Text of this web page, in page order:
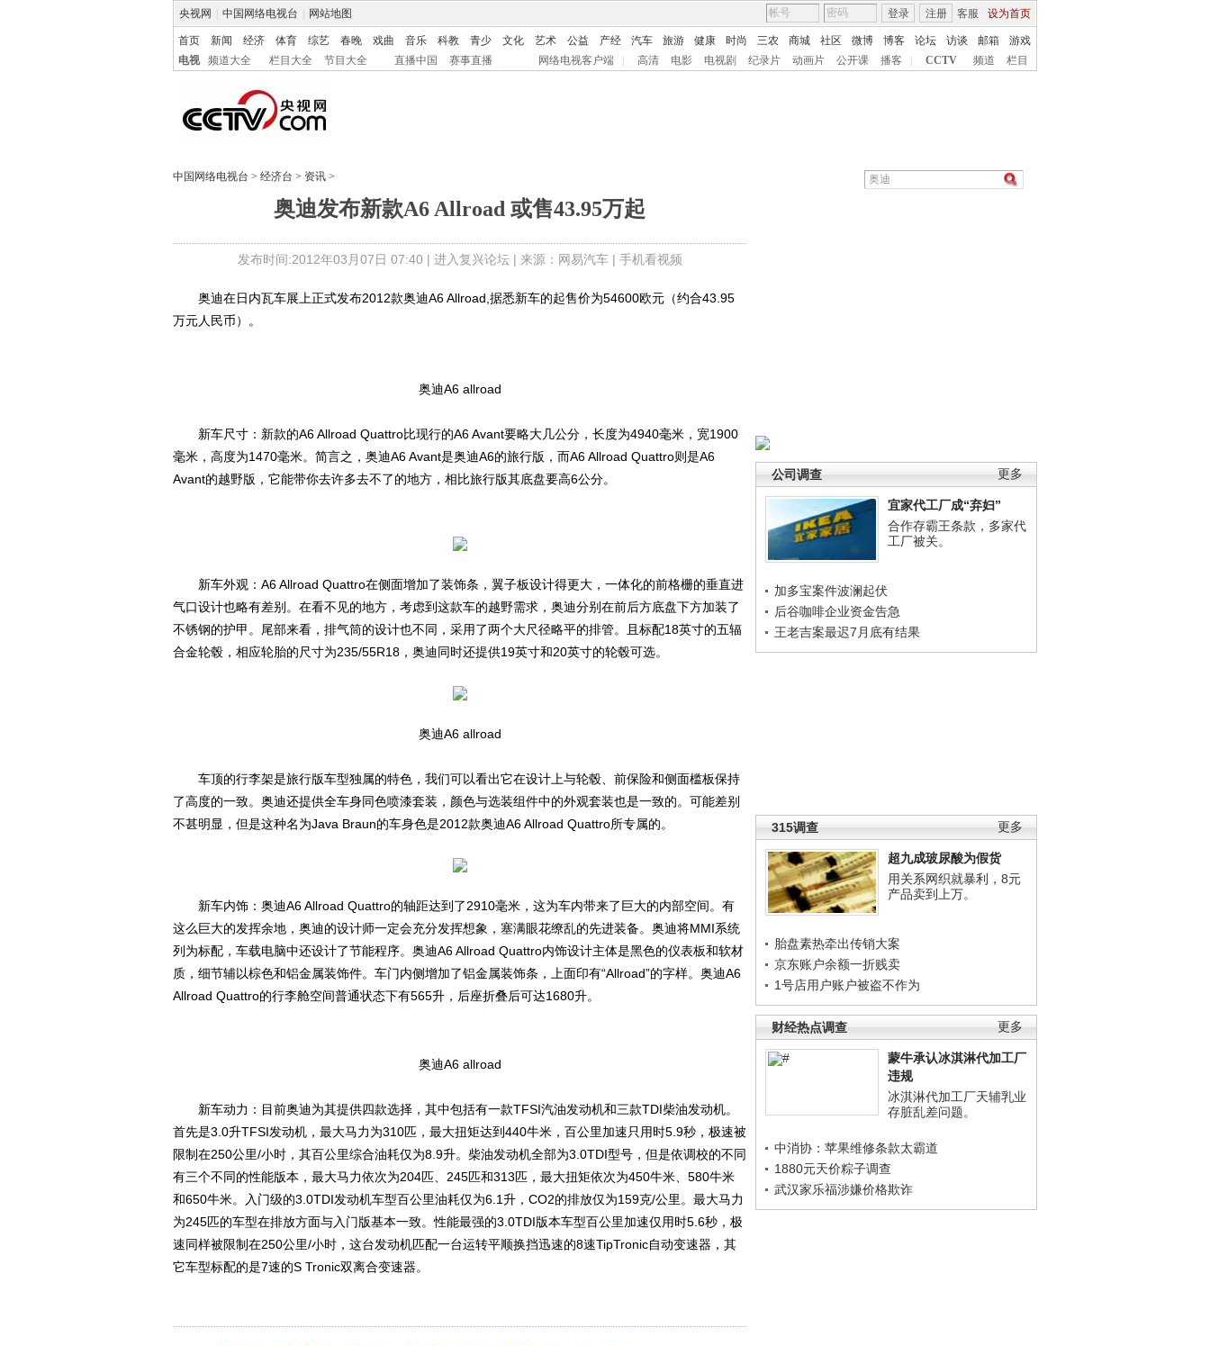
央视网 中国网络电视台 网站地图 客服 设为首页
登录 注册
首页 新闻 经济 体育 综艺 春晚 戏曲 音乐 科教 青少 文化 艺术 公益 产经 汽车 旅游 健康 时尚 三农 商城 社区 微博 博客 论坛 访谈 邮箱
游戏
电视
频道大全 栏目大全 节目大全 直播中国 赛事直播 网络电视客户端 高清 电影 电视剧 纪录片 动画片 公开课 播客 CCTV 频道 栏目
中国网络电视台 > 经济台 > 资讯 >
奥迪发布新款A6 Allroad 或售43.95万起
发布时间:2012年03月07日 07:40 | 进入复兴论坛| 来源：网易汽车 | 手机看视频
更多
公司调查
宜家代工厂成“弃妇”
合作存霸王条款，多家代
工厂被关。
加多宝案件波澜起伏
后谷咖啡企业资金告急
王老吉案最迟7月底有结果
更多
315调查
超九成玻尿酸为假货
用关系网织就暴利，8元
产品卖到上万。
胎盘素热牵出传销大案
京东账户余额一折贱卖
1号店用户账户被盗不作为
更多
财经热点调查
蒙牛承认冰淇淋代加工厂
违规
冰淇淋代加工厂天辅乳业
存脏乱差问题。
中消协：苹果维修条款太霸道
1880元天价粽子调查
武汉家乐福涉嫌价格欺诈
奥迪在日内瓦车展上正式发布2012款奥迪A6 Allroad,据悉新车的起售价为54600欧元（约合43.95
万元人民币）。
奥迪A6 allroad
新车尺寸：新款的A6 Allroad Quattro比现行的A6 Avant要略大几公分，长度为4940毫米，宽1900
毫米，高度为1470毫米。简言之，奥迪A6 Avant是奥迪A6的旅行版，而A6 Allroad Quattro则是A6
Avant的越野版，它能带你去许多去不了的地方，相比旅行版其底盘要高6公分。
新车外观：A6 Allroad Quattro在侧面增加了装饰条，翼子板设计得更大，一体化的前格栅的垂直进
气口设计也略有差别。在看不见的地方，考虑到这款车的越野需求，奥迪分别在前后方底盘下方加装了
不锈钢的护甲。尾部来看，排气筒的设计也不同，采用了两个大尺径略平的排管。且标配18英寸的五辐
合金轮毂，相应轮胎的尺寸为235/55R18，奥迪同时还提供19英寸和20英寸的轮毂可选。
奥迪A6 allroad
车顶的行李架是旅行版车型独属的特色，我们可以看出它在设计上与轮毂、前保险和侧面槛板保持
了高度的一致。奥迪还提供全车身同色喷漆套装，颜色与选装组件中的外观套装也是一致的。可能差别
不甚明显，但是这种名为Java Braun的车身色是2012款奥迪A6 Allroad Quattro所专属的。
新车内饰：奥迪A6 Allroad Quattro的轴距达到了2910毫米，这为车内带来了巨大的内部空间。有
这么巨大的发挥余地，奥迪的设计师一定会充分发挥想象，塞满眼花缭乱的先进装备。奥迪将MMI系统
列为标配，车载电脑中还设计了节能程序。奥迪A6 Allroad Quattro内饰设计主体是黑色的仪表板和软材
质，细节辅以棕色和铝金属装饰件。车门内侧增加了铝金属装饰条，上面印有“Allroad”的字样。奥迪A6
Allroad Quattro的行李舱空间普通状态下有565升，后座折叠后可达1680升。
奥迪A6 allroad
新车动力：目前奥迪为其提供四款选择，其中包括有一款TFSI汽油发动机和三款TDI柴油发动机。
首先是3.0升TFSI发动机，最大马力为310匹，最大扭矩达到440牛米，百公里加速只用时5.9秒，极速被
限制在250公里/小时，其百公里综合油耗仅为8.9升。柴油发动机全部为3.0TDI型号，但是依调校的不同
有三个不同的性能版本，最大马力依次为204匹、245匹和313匹，最大扭矩依次为450牛米、580牛米
和650牛米。入门级的3.0TDI发动机车型百公里油耗仅为6.1升，CO2的排放仅为159克/公里。最大马力
为245匹的车型在排放方面与入门版基本一致。性能最强的3.0TDI版本车型百公里加速仅用时5.6秒，极
速同样被限制在250公里/小时，这台发动机匹配一台运转平顺换挡迅速的8速TipTronic自动变速器，其
它车型标配的是7速的S Tronic双离合变速器。